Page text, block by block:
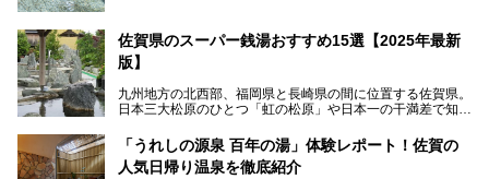
り、「美肌祈願」ができる豊玉姫神社があったりと見どころ
満載。
温泉も日帰り温泉施設から老舗の旅館までバラエティに富ん
でいて、老若男女、家族からカップルまで満喫できます。
時間がゆっくりと流れ、観光も楽しめる嬉野温泉、その中で
も人気の日帰り温泉を紹介します！
泉質はもちろん、施設も充実している所が多く、いくつも回
りたい場所ばかりですよ。
佐賀県のスーパー銭湯おすすめ15選【2025年最新
版】
九州地方の北西部、福岡県と長崎県の間に位置する佐賀県。
日本三大松原のひとつ「虹の松原」や日本一の干満差で知ら
魅力です。有田焼や伊万里焼、唐津焼などのやきものが盛ん
なことでも知られています。
佐賀県にはまた、嬉野温泉や武雄温泉を筆頭に数多くの温泉
「うれしの源泉 百年の湯」体験レポート！佐賀の
人気日帰り温泉を徹底紹介